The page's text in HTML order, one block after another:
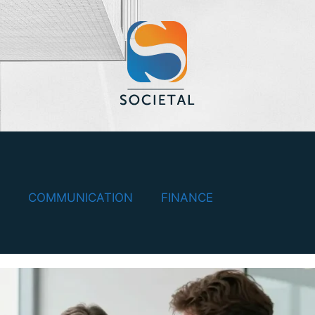
COMMUNICATION FINANCE